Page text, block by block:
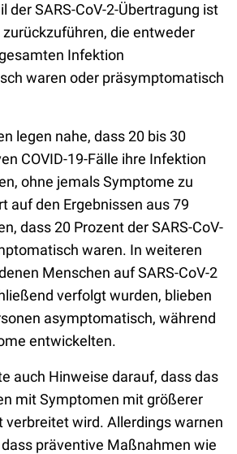
der SARS-CoV-2-Übertragung ist
zurückzuführen, die entweder
Infektion
waren oder präsymptomatisch
legen nahe, dass 20 bis 30
COVID-19-Fälle ihre Infektion
ohne jemals Symptome zu
auf den Ergebnissen aus 79
dass 20 Prozent der SARS-CoV-
waren. In weiteren
Menschen auf SARS-CoV-2
verfolgt wurden, blieben
asymptomatisch, während
entwickelten.
auch Hinweise darauf, dass das
mit Symptomen mit größerer
verbreitet wird. Allerdings warnen
präventive Maßnahmen wie